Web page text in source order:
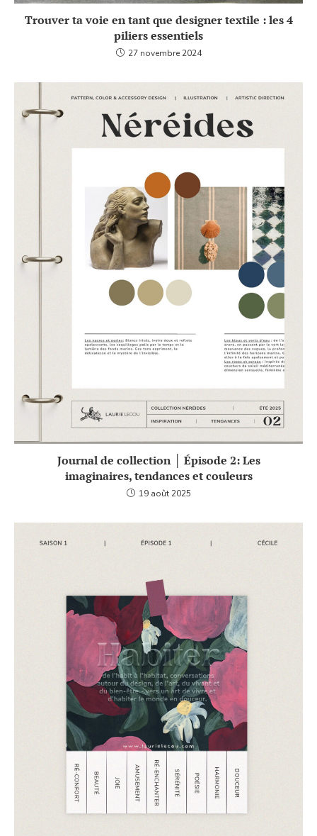
Trouver ta voie en tant que designer textile : les 4
piliers essentiels
27 novembre 2024
Journal de collection │ Épisode 2: Les
imaginaires, tendances et couleurs
19 août 2025